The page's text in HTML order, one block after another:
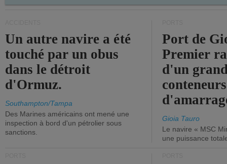
Un autre navire a été
touché par un obus
dans le détroit
d'Ormuz.
Southampton/Tampa
Des Marines américains ont mené une
inspection à bord d'un pétrolier sous
sanctions.
Port de
Premier
d'un
Gioia Tauro
Le navire « MSC
une puissance